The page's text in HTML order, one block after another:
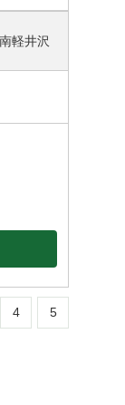
南軽井沢
4 5